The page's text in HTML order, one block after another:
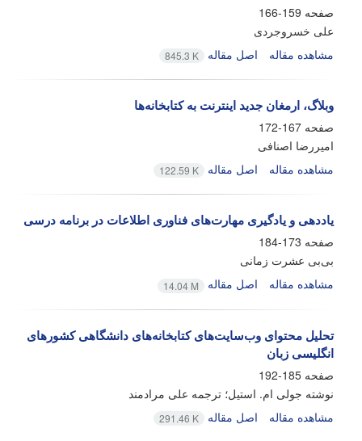
صفحه 159-166
علی خسروجردی
مشاهده مقاله
اصل مقاله 845.3 K
وبلاگ، ارمغان جدید اینترنت به کتابخانه‌ها
صفحه 167-172
امیررضا اصنافی
مشاهده مقاله
اصل مقاله 122.59 K
یاددهی و یادگیری مهارت‌های فناوری اطلاعات در برنامه درسی
صفحه 173-184
بی‌بی عشرت زمانی
مشاهده مقاله
اصل مقاله 14.04 M
تحلیل محتوای وب‌سایت‌های کتابخانه‌های دانشگاهی کشورهای
انگلیسی زبان
صفحه 185-192
نوشته جولی ام. استیل؛ ترجمه علی مرادمند
مشاهده مقاله
اصل مقاله 291.46 K